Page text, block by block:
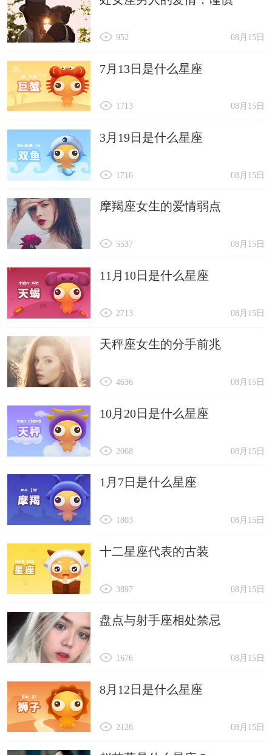
08月15日
952
7月13日是什么星座
08月15日
1713
3月19日是什么星座
08月15日
1716
摩羯座女生的爱情弱点
08月15日
5537
11月10日是什么星座
08月15日
2713
天秤座女生的分手前兆
08月15日
4636
10月20日是什么星座
08月15日
2068
1月7日是什么星座
08月15日
1803
十二星座代表的古装
08月15日
3897
盘点与射手座相处禁忌
08月15日
1676
8月12日是什么星座
08月15日
2126